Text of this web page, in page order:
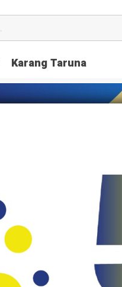
Karang Taruna